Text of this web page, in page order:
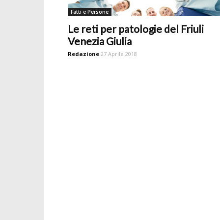
Fatti e Persone
Le reti per patologie del Friuli
Venezia Giulia
Redazione 27 Aprile 2018